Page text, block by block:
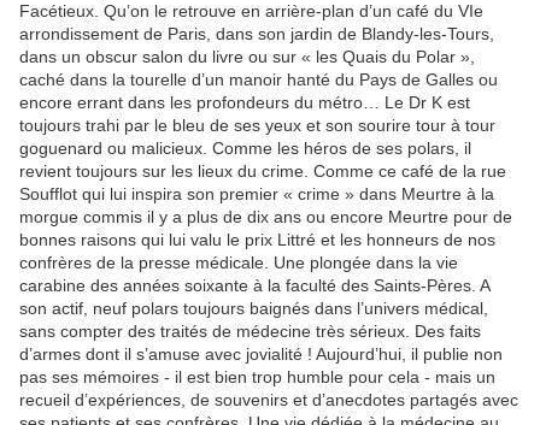
Facétieux. Qu’on le retrouve en arrière-plan d’un café du VIe
arrondissement de Paris, dans son jardin de Blandy-les-Tours,
dans un obscur salon du livre ou sur « les Quais du Polar »,
caché dans la tourelle d’un manoir hanté du Pays de Galles ou
encore errant dans les profondeurs du métro… Le Dr K est
toujours trahi par le bleu de ses yeux et son sourire tour à tour
goguenard ou malicieux. Comme les héros de ses polars, il
revient toujours sur les lieux du crime. Comme ce café de la rue
Soufflot qui lui inspira son premier « crime » dans Meurtre à la
morgue commis il y a plus de dix ans ou encore Meurtre pour de
bonnes raisons qui lui valu le prix Littré et les honneurs de nos
confrères de la presse médicale. Une plongée dans la vie
carabine des années soixante à la faculté des Saints-Pères. A
son actif, neuf polars toujours baignés dans l’univers médical,
sans compter des traités de médecine très sérieux. Des faits
d’armes dont il s’amuse avec jovialité ! Aujourd’hui, il publie non
pas ses mémoires - il est bien trop humble pour cela - mais un
recueil d’expériences, de souvenirs et d’anecdotes partagés avec